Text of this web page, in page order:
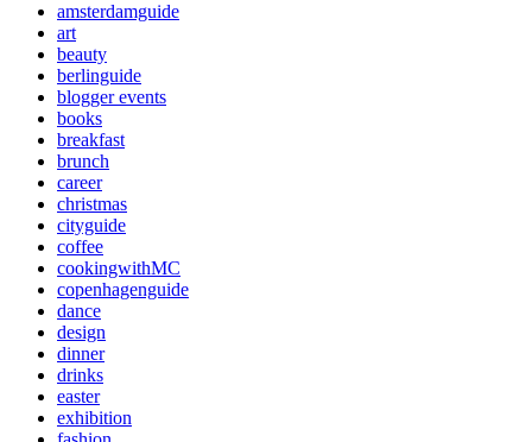
amsterdamguide
art
beauty
berlinguide
blogger events
books
breakfast
brunch
career
christmas
cityguide
coffee
cookingwithMC
copenhagenguide
dance
design
dinner
drinks
easter
exhibition